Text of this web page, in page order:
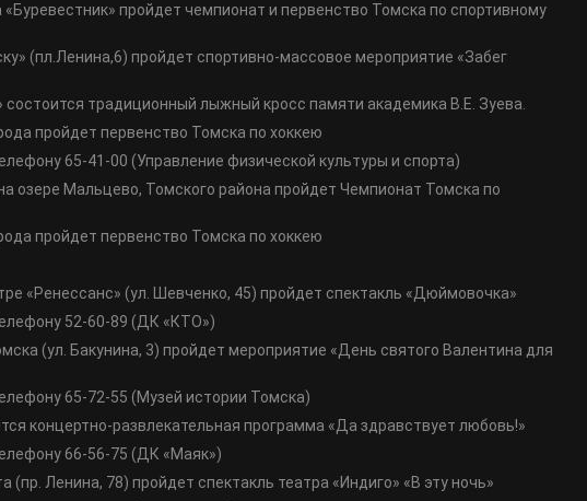
пройдет чемпионат и первенство Томска по спортивному
(пл.Ленина,6) пройдет спортивно-массовое мероприятие «Забег
традиционный лыжный кросс памяти академика В.Е. Зуева.
пройдет первенство Томска по хоккею
65-41-00 (Управление физической культуры и спорта)
озере Мальцево, Томского района пройдет Чемпионат Томска по
пройдет первенство Томска по хоккею
«Ренессанс» (ул. Шевченко, 45) пройдет спектакль «Дюймовочка»
52-60-89 (ДК «КТО»)
(ул. Бакунина, 3) пройдет мероприятие «День святого Валентина для
65-72-55 (Музей истории Томска)
концертно-развлекательная программа «Да здравствует любовь!»
66-56-75 (ДК «Маяк»)
(пр. Ленина, 78) пройдет спектакль театра «Индиго» «В эту ночь»